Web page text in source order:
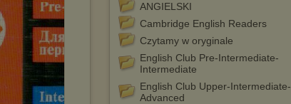
ANGIELSKI
Cambridge English Readers
Czytamy w oryginale
English Club Pre-Intermediate-
Intermediate
English Club Upper-Intermediate-
Advanced